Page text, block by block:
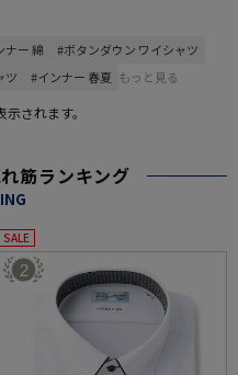
ナー 綿
#ボタンダウン ワイシャツ
ツ #インナー 春夏 もっと見る
されます。
筋ランキング
SALE
2